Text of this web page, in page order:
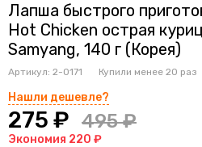
Лапша быстрого
Hot Chicken острая
Samyang, 140 г (Корея)
Артикул: 2-0171 Купили менее 20 раз
275 ₽ 495 ₽
Экономия 220 ₽
Нашли дешевле?